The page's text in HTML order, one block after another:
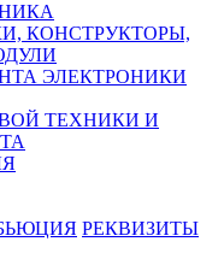
КОНСТРУКТОРЫ,
ЭЛЕКТРОНИКИ
ТЕХНИКИ И
РЕКВИЗИТЫ